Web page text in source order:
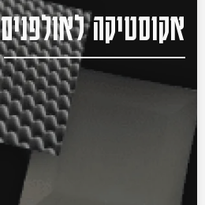
אקוסטיקה לאולפנים